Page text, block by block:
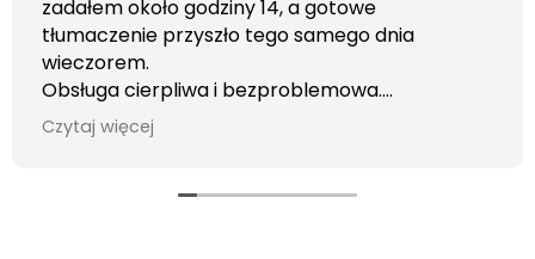
zadałem około godziny 14, a gotowe
tłumaczenie przyszło tego samego dnia
wieczorem.
Obsługa cierpliwa i bezproblemowa.
Otrzymałem wszelkie informacje i porady jaka
usługa będzie dla mnie najlepsza. Faktura także
Czytaj więcej